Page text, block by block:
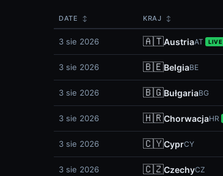
DATE ↕ KRAJ ↕
3 sie 2026 🇦🇹AustriaAT LIVE
3 sie 2026 🇧🇪BelgiaBE
3 sie 2026 🇧🇬BułgariaBG
3 sie 2026 🇭🇷ChorwacjaHR
3 sie 2026 🇨🇾CyprCY
3 sie 2026 🇨🇿CzechyCZ